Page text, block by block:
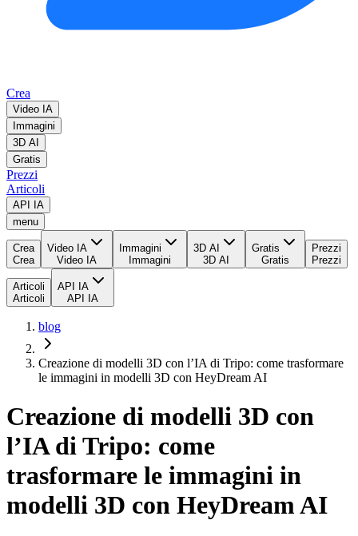
Crea
Video IA
Immagini
3D AI
Gratis
Prezzi
Articoli
API IA
menu
Crea
Crea
Video IA
Video IA
Immagini
Immagini
3D AI
3D AI
Gratis
Gratis
Prezzi
Prezzi
Articoli
Articoli
API IA
API IA
blog
Creazione di modelli 3D con l’IA di Tripo: come trasformare
le immagini in modelli 3D con HeyDream AI
Creazione di modelli 3D con
l’IA di Tripo: come
trasformare le immagini in
modelli 3D con HeyDream AI